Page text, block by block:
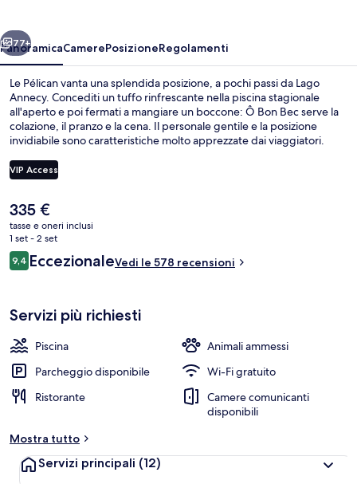
Avanti
77+
PanoramicaCamerePosizioneRegolamenti
Le Pélican vanta una splendida posizione, a pochi passi da Lago
Annecy. Concediti un tuffo rinfrescante nella piscina stagionale
all'aperto e poi fermati a mangiare un boccone: Ô Bon Bec serve la
colazione, il pranzo e la cena. Il personale gentile e la posizione
invidiabile sono caratteristiche molto apprezzate dai viaggiatori.
VIP Access
Il
prezzo
attuale
è
335 €
335 €
tasse e oneri inclusi
1 set - 2 set
Recensioni
9,49,4 su 10
EccezionaleVedi le 578 recensioni
Servizi più richiesti
Piscina
Animali ammessi
Parcheggio disponibile
Wi-Fi gratuito
Ristorante
Camere comunicanti
disponibili
Mostra tutto
Servizi principali (12)